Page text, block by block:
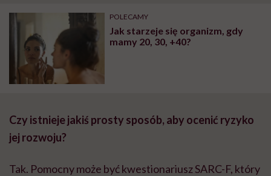
POLECAMY
Jak starzeje się organizm, gdy
mamy 20, 30, +40?
Czy istnieje jakiś prosty sposób, aby ocenić ryzyko
jej rozwoju?
Tak. Pomocny może być kwestionariusz SARC-F, który